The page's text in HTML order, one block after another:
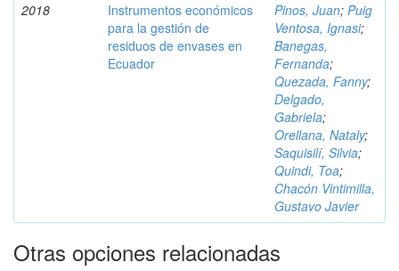
2018
Instrumentos económicos
para la gestión de
residuos de envases en
Ecuador
Pinos, Juan; Puig
Ventosa, Ignasi;
Banegas,
Fernanda;
Quezada, Fanny;
Delgado,
Gabriela;
Orellana, Nataly;
Saquisilí, Silvia;
Quindi, Toa;
Chacón Vintimilla,
Gustavo Javier
Otras opciones relacionadas